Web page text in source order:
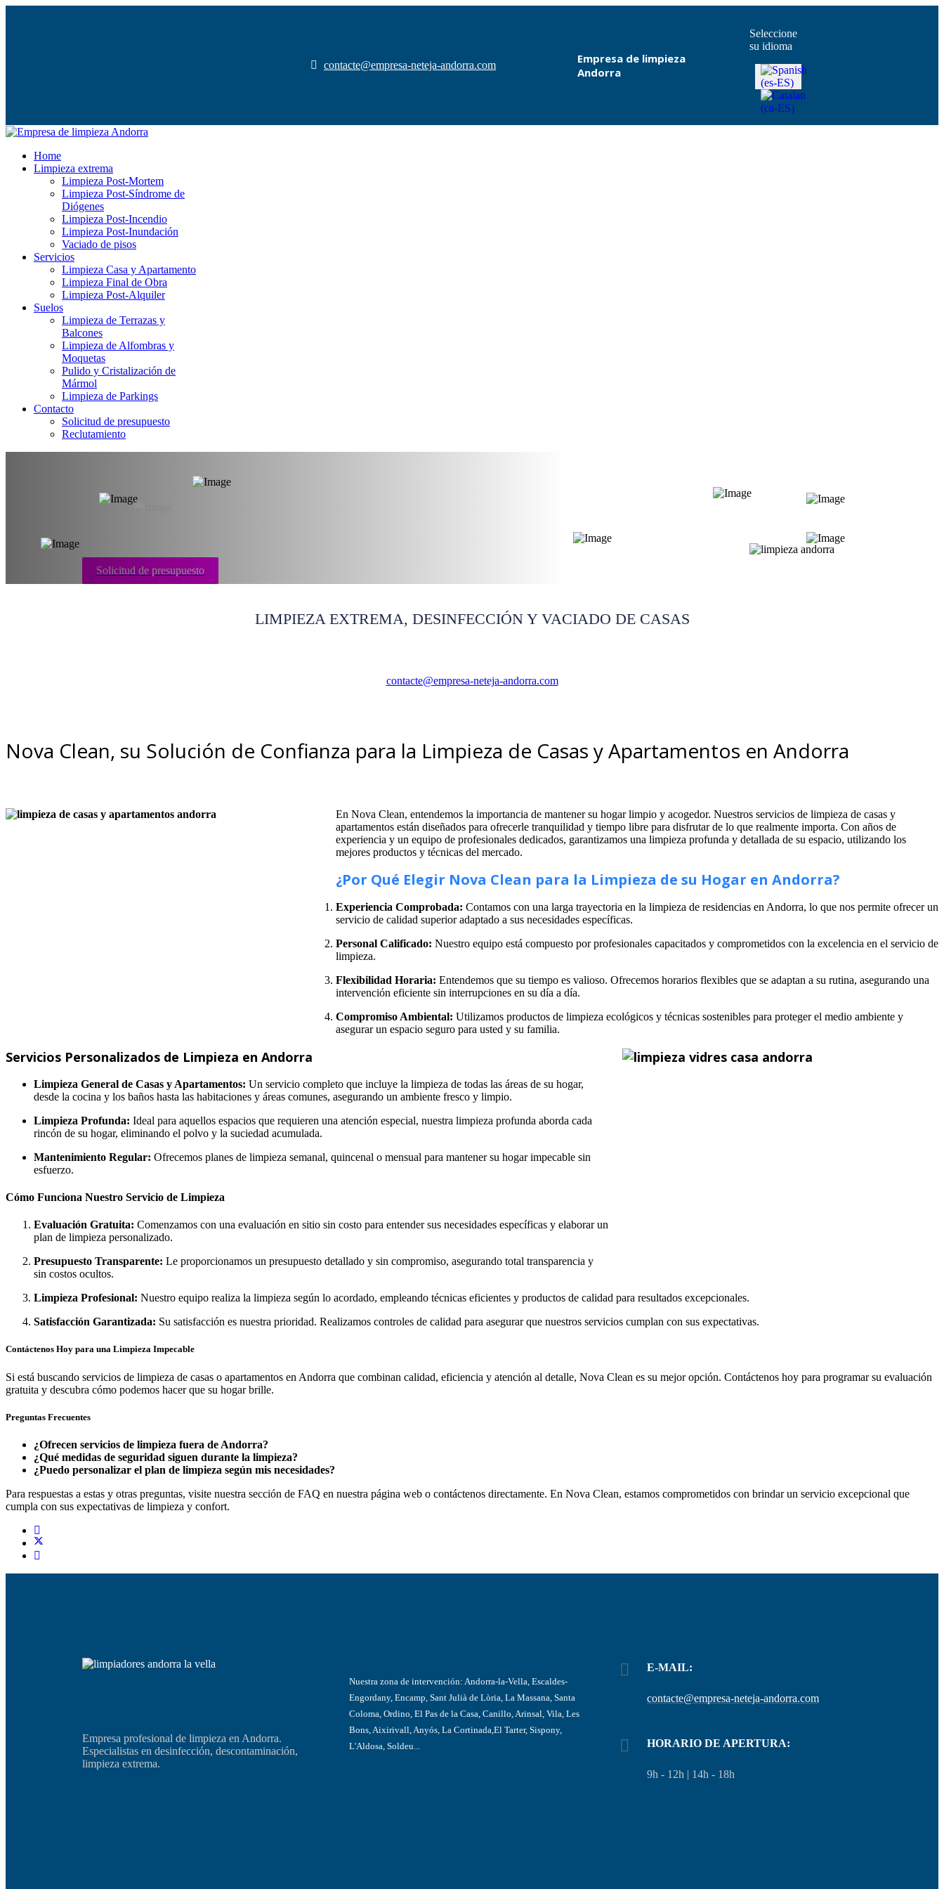
contacte@empresa-neteja-andorra.com
Empresa de limpieza
Andorra
Seleccione
su idioma
Home
Limpieza extrema
Limpieza Post-Mortem
Limpieza Post-Síndrome de
Diógenes
Limpieza Post-Incendio
Limpieza Post-Inundación
Vaciado de pisos
Servicios
Limpieza Casa y Apartamento
Limpieza Final de Obra
Limpieza Post-Alquiler
Suelos
Limpieza de Terrazas y
Balcones
Limpieza de Alfombras y
Moquetas
Pulido y Cristalización de
Mármol
Limpieza de Parkings
Contacto
Solicitud de presupuesto
Reclutamiento
Limpieza de Casas y Apartamentos en Andorra
Solicitud de presupuesto
LIMPIEZA EXTREMA, DESINFECCIÓN Y VACIADO DE CASAS
contacte@empresa-neteja-andorra.com
Nova Clean, su Solución de Confianza para la Limpieza de Casas y Apartamentos en Andorra
En Nova Clean, entendemos la importancia de mantener su hogar limpio y acogedor. Nuestros servicios de limpieza de casas y
apartamentos están diseñados para ofrecerle tranquilidad y tiempo libre para disfrutar de lo que realmente importa. Con años de
experiencia y un equipo de profesionales dedicados, garantizamos una limpieza profunda y detallada de su espacio, utilizando los
mejores productos y técnicas del mercado.
¿Por Qué Elegir Nova Clean para la Limpieza de su Hogar en Andorra?
Experiencia Comprobada: Contamos con una larga trayectoria en la limpieza de residencias en Andorra, lo que nos permite ofrecer un
servicio de calidad superior adaptado a sus necesidades específicas.
Personal Calificado: Nuestro equipo está compuesto por profesionales capacitados y comprometidos con la excelencia en el servicio de
limpieza.
Flexibilidad Horaria: Entendemos que su tiempo es valioso. Ofrecemos horarios flexibles que se adaptan a su rutina, asegurando una
intervención eficiente sin interrupciones en su día a día.
Compromiso Ambiental: Utilizamos productos de limpieza ecológicos y técnicas sostenibles para proteger el medio ambiente y
asegurar un espacio seguro para usted y su familia.
Servicios Personalizados de Limpieza en Andorra
Limpieza General de Casas y Apartamentos: Un servicio completo que incluye la limpieza de todas las áreas de su hogar,
desde la cocina y los baños hasta las habitaciones y áreas comunes, asegurando un ambiente fresco y limpio.
Limpieza Profunda: Ideal para aquellos espacios que requieren una atención especial, nuestra limpieza profunda aborda cada
rincón de su hogar, eliminando el polvo y la suciedad acumulada.
Mantenimiento Regular: Ofrecemos planes de limpieza semanal, quincenal o mensual para mantener su hogar impecable sin
esfuerzo.
Cómo Funciona Nuestro Servicio de Limpieza
Evaluación Gratuita: Comenzamos con una evaluación en sitio sin costo para entender sus necesidades específicas y elaborar un
plan de limpieza personalizado.
Presupuesto Transparente: Le proporcionamos un presupuesto detallado y sin compromiso, asegurando total transparencia y
sin costos ocultos.
Limpieza Profesional: Nuestro equipo realiza la limpieza según lo acordado, empleando técnicas eficientes y productos de calidad para resultados excepcionales.
Satisfacción Garantizada: Su satisfacción es nuestra prioridad. Realizamos controles de calidad para asegurar que nuestros servicios cumplan con sus expectativas.
Contáctenos Hoy para una Limpieza Impecable
Si está buscando servicios de limpieza de casas o apartamentos en Andorra que combinan calidad, eficiencia y atención al detalle, Nova Clean es su mejor opción. Contáctenos hoy para programar su evaluación
gratuita y descubra cómo podemos hacer que su hogar brille.
Preguntas Frecuentes
¿Ofrecen servicios de limpieza fuera de Andorra?
¿Qué medidas de seguridad siguen durante la limpieza?
¿Puedo personalizar el plan de limpieza según mis necesidades?
Para respuestas a estas y otras preguntas, visite nuestra sección de FAQ en nuestra página web o contáctenos directamente. En Nova Clean, estamos comprometidos con brindar un servicio excepcional que
cumpla con sus expectativas de limpieza y confort.
Empresa profesional de limpieza en Andorra.
Especialistas en desinfección, descontaminación,
limpieza extrema.
Nuestra zona de intervención: Andorra-la-Vella, Escaldes-
Engordany, Encamp, Sant Julià de Lòria, La Massana, Santa
Coloma, Ordino, El Pas de la Casa, Canillo, Arinsal, Vila, Les
Bons, Aixirivall, Anyós, La Cortinada,El Tarter, Sispony,
L'Aldosa, Soldeu...
E-MAIL:
contacte@empresa-neteja-andorra.com
HORARIO DE APERTURA:
9h - 12h | 14h - 18h